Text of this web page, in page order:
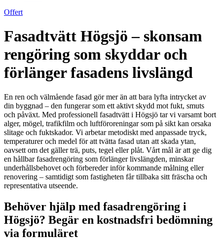
Offert
Fasadtvätt Högsjö – skonsam
rengöring som skyddar och
förlänger fasadens livslängd
En ren och välmående fasad gör mer än att bara lyfta intrycket av
din byggnad – den fungerar som ett aktivt skydd mot fukt, smuts
och påväxt. Med professionell fasadtvätt i Högsjö tar vi varsamt bort
alger, mögel, trafikfilm och luftföroreningar som på sikt kan orsaka
slitage och fuktskador. Vi arbetar metodiskt med anpassade tryck,
temperaturer och medel för att tvätta fasad utan att skada ytan,
oavsett om det gäller trä, puts, tegel eller plåt. Vårt mål är att ge dig
en hållbar fasadrengöring som förlänger livslängden, minskar
underhållsbehovet och förbereder inför kommande målning eller
renovering – samtidigt som fastigheten får tillbaka sitt fräscha och
representativa utseende.
Behöver hjälp med fasadrengöring i
Högsjö? Begär en kostnadsfri bedömning
via formuläret